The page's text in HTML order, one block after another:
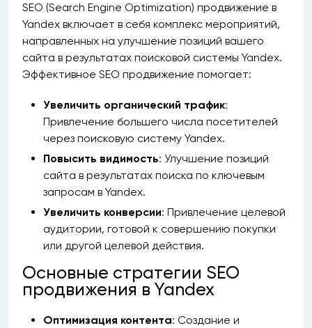
SEO (Search Engine Optimization) продвижение в
Yandex включает в себя комплекс мероприятий,
направленных на улучшение позиций вашего
сайта в результатах поисковой системы Yandex.
Эффективное SEO продвижение помогает:
Увеличить органический трафик:
Привлечение большего числа посетителей
через поисковую систему Yandex.
Повысить видимость: Улучшение позиций
сайта в результатах поиска по ключевым
запросам в Yandex.
Увеличить конверсии: Привлечение целевой
аудитории, готовой к совершению покупки
или другой целевой действия.
Основные стратегии SEO
продвижения в Yandex
Оптимизация контента: Создание и